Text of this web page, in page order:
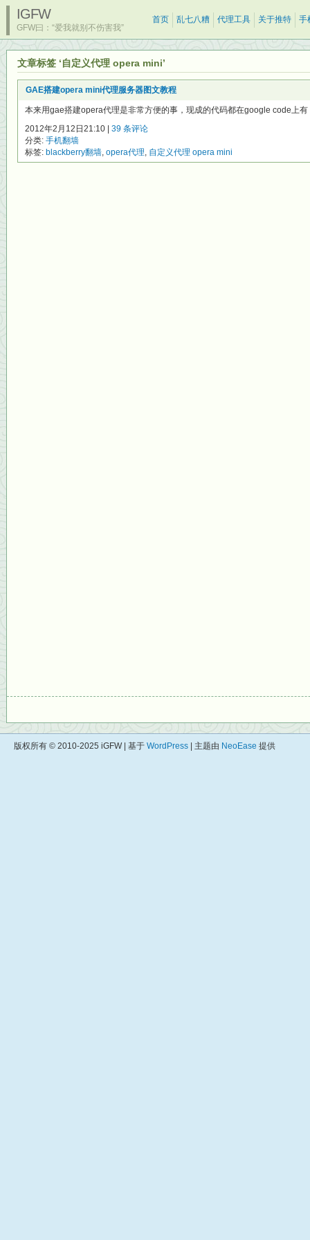
IGFW
GFW曰：“爱我就别不伤害我”
首页 乱七八糟 代理工具 关于推特 手
文章标签 ‘自定义代理 opera mini’
GAE搭建opera mini代理服务器图文教程
本来用gae搭建opera代理是非常方便的事，现成的代码都在google code上
2012年2月12日21:10 | 39 条评论
分类: 手机翻墙
标签: blackberry翻墙, opera代理, 自定义代理 opera mini
版权所有 © 2010-2025 iGFW | 基于 WordPress | 主题由 NeoEase 提供